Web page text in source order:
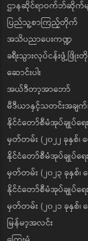
ဌာနဆိုင်ရာဝက်ဘ်ဆိုက်မျ
ပြည်သူ့စာကြည့်တိုက်
အသိပညာပေးကဏ္ဍ
ခရီးသွားလုပ်ငန်းဖွံ့ဖြို
ဆောင်းပါး
အယ်ဒီတာ့အာဘော်
မီဒီယာနှင့်သတင်းအခ
နိုင်ငံတော်စီမံအုပ်ချုပ်ရ
မှတ်တမ်း (၂၀၂၂ ခုနှစ်၊
နိုင်ငံတော်စီမံအုပ်ချုပ်ရ
မှတ်တမ်း (၂၀၂၃ ခုနှစ်၊
နိုင်ငံတော်စီမံအုပ်ချုပ်
မှတ်တမ်း (၂၀၂၁ ခုနှစ်၊
မြန်မာ့အလင်း